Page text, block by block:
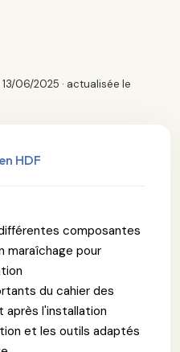
06/2025 · actualisée le
HDF
composantes
maraîchage pour
du cahier des
après l'installation
et les outils adaptés